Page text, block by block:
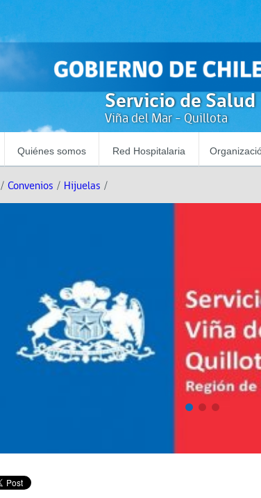
Servicio de Salud
Viña del Mar - Quillota
Quiénes somos Red Hospitalaria
/ Convenios / Hijuelas /